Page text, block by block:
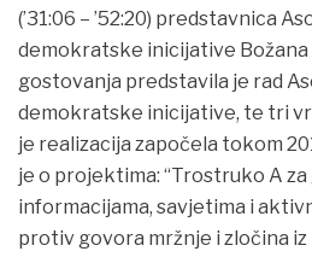
(’31:06 – ’52:20) predstavnica
demokratske inicijative
gostovanja predstavila je rad
demokratske inicijative, te tri
je realizacija započela tokom
je o projektima: “Trostruko A
informacijama, savjetima i
protiv govora mržnje i zločina iz